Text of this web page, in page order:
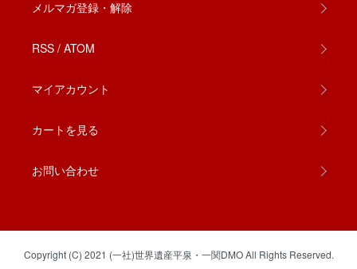
メルマガ登録・解除
RSS / ATOM
マイアカウント
カートを見る
お問い合わせ
Copyright (C) 2021 (一社)世界遺産平泉・一関DMO All Rights Reserved.